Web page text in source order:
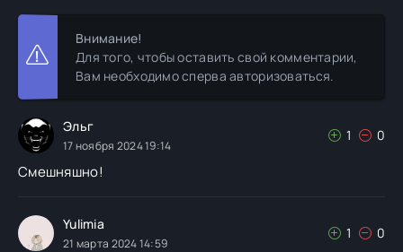
Внимание!
Для того, чтобы оставить свой комментарии,
Вам необходимо сперва авторизоваться.
Эльг
17 ноября 2024 19:14
1 0
Смешняшно!
Yulimia
21 марта 2024 14:59
1 0